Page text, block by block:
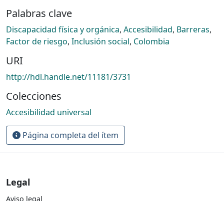
Palabras clave
Discapacidad física y orgánica, Accesibilidad, Barreras,
Factor de riesgo, Inclusión social, Colombia
URI
http://hdl.handle.net/11181/3731
Colecciones
Accesibilidad universal
Página completa del ítem
Legal
Aviso legal